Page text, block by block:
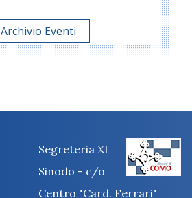
Archivio Eventi
Segreteria XI
Sinodo - c/o
Centro "Card. Ferrari"